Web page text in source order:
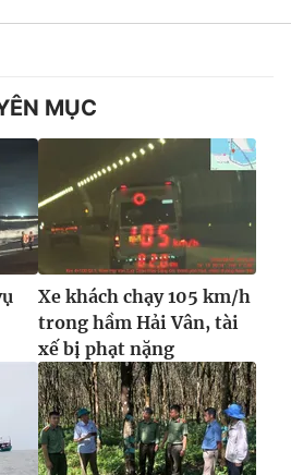
MỤC
Xe khách chạy 105 km/h
trong hầm Hải Vân, tài
xế bị phạt nặng